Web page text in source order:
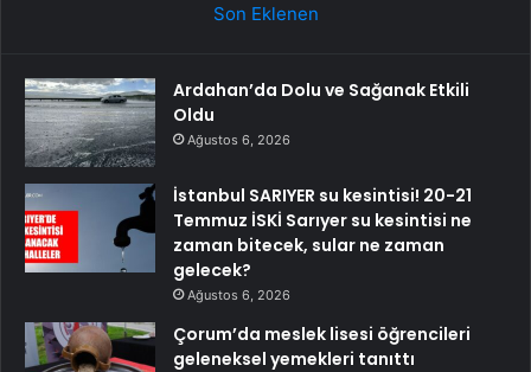
Son Eklenen
Ardahan’da Dolu ve Sağanak Etkili
Oldu
Ağustos 6, 2026
İstanbul SARIYER su kesintisi! 20-21
Temmuz İSKİ Sarıyer su kesintisi ne
zaman bitecek, sular ne zaman
gelecek?
Ağustos 6, 2026
Çorum’da meslek lisesi öğrencileri
geleneksel yemekleri tanıttı